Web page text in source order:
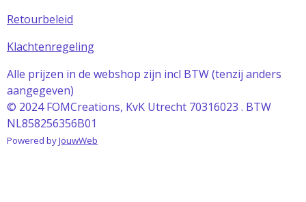
Retourbeleid
Klachtenregeling
Alle prijzen in de webshop zijn incl BTW (tenzij anders
aangegeven)
© 2024 FOMCreations, KvK Utrecht 70316023 . BTW
NL858256356B01
Powered byJouwWeb